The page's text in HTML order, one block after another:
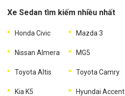
Xe Sedan tìm kiếm nhiều nhất
Honda Civic Mazda 3
Nissan Almera MG5
Toyota Altis Toyota Camry
Kia K5 Hyundai Accent